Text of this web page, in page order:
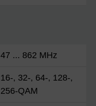
47 ... 862 MHz
16-, 32-, 64-, 128-,
256-QAM